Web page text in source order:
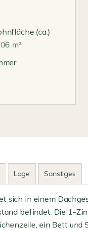
(ca.)
m²
Lage Sonstiges
sich in einem
befindet. Die 1-
ein Bett